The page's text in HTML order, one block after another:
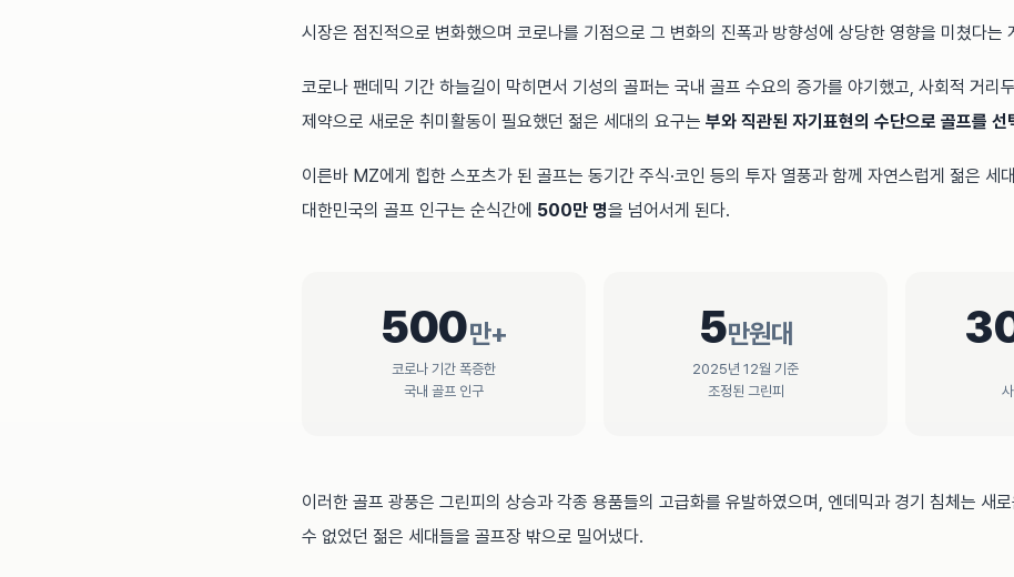
시장은 점진적으로 변화했으며 코로나를 기점으로 그 변화의 진폭과 방향성에 상당한 영향을 미쳤다는
코로나 팬데믹 기간 하늘길이 막히면서 기성의 골퍼는 국내 골프 수요의 증가를 야기했고, 사회적 거리
제약으로 새로운 취미활동이 필요했던 젊은 세대의 요구는 부와 직관된 자기표현의 수단으로 골프를 선
이른바 MZ에게 힙한 스포츠가 된 골프는 동기간 주식·코인 등의 투자 열풍과 함께 자연스럽게 젊은 세
대한민국의 골프 인구는 순식간에 500만 명을 넘어서게 된다.
500만+
코로나 기간 폭증한
국내 골프 인구
5만원대
2025년 12월 기준
조정된 그린피
이러한 골프 광풍은 그린피의 상승과 각종 용품들의 고급화를 유발하였으며, 엔데믹과 경기 침체는 새
수 없었던 젊은 세대들을 골프장 밖으로 밀어냈다.